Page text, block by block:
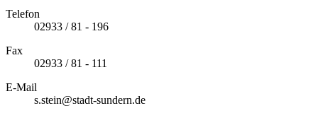
Telefon
02933 / 81 - 196
Fax
02933 / 81 - 111
E-Mail
s.stein@stadt-sundern.de